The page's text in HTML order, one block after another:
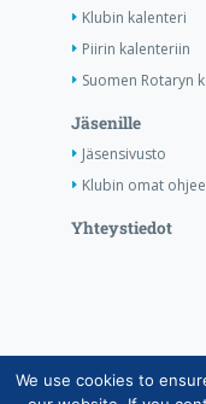
Klubin kalenteri
Piirin kalenteriin
Suomen Rotaryn
Jäsenille
Jäsensivusto
Klubin omat
Yhteystiedot
Copyright ©
We use cookies to